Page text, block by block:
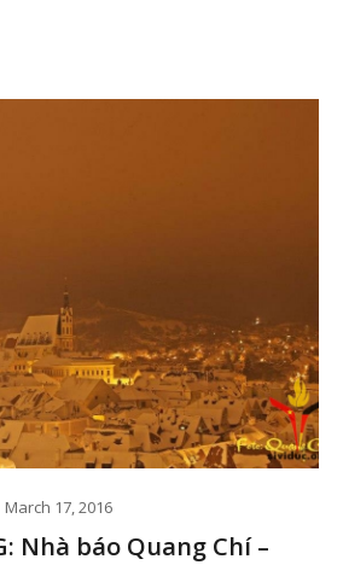
March 17, 2016
Nhà báo Quang Chí –